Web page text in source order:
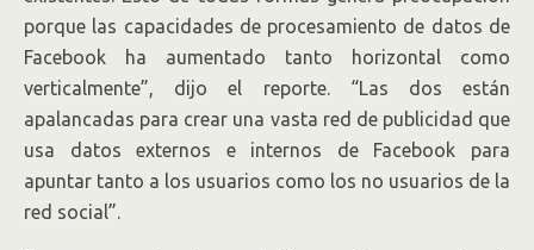
porque las capacidades de procesamiento de datos de
Facebook ha aumentado tanto horizontal como
verticalmente”, dijo el reporte. “Las dos están
apalancadas para crear una vasta red de publicidad que
usa datos externos e internos de Facebook para
apuntar tanto a los usuarios como los no usuarios de la
red social”.